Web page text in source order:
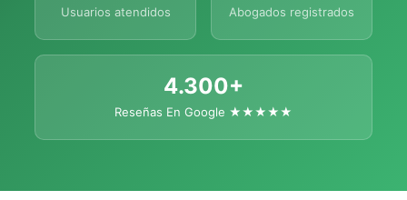
Usuarios atendidos Abogados registrados
4.300+
Reseñas En Google ★★★★★